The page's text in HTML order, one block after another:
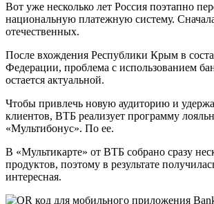
Вот уже несколько лет Россия поэтапно
национальную платежную систему.
отечественных.
После вхождения Республики Крым в
Федерации, проблема с использованием
остается актуальной.
Чтобы привлечь новую аудиторию и
клиентов, ВТБ реализует программу
«Мультибонус». По ее.
В «Мультикарте» от ВТБ собрано сразу
продуктов, поэтому в результате
интересная.